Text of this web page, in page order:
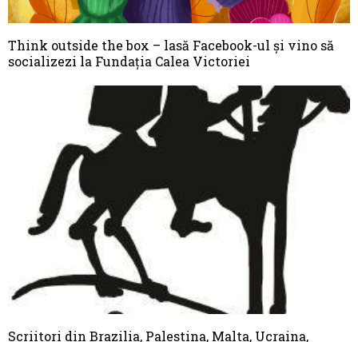
Think outside the box – lasă Facebook-ul şi vino să
socializezi la Fundaţia Calea Victoriei
Scriitori din Brazilia, Palestina, Malta, Ucraina,